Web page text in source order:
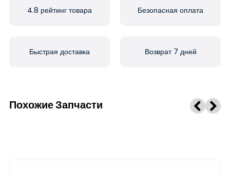
4.8 рейтинг товара Безопасная оплата
Быстрая доставка Возврат 7 дней
Похожие Запчасти